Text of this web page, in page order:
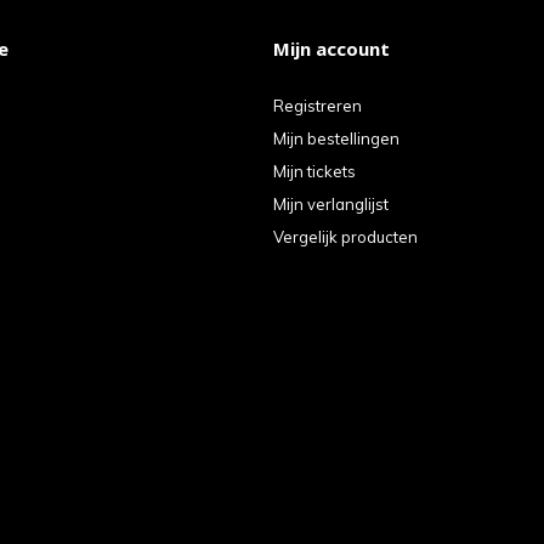
Mijn account
Registreren
Mijn bestellingen
Mijn tickets
Mijn verlanglijst
Vergelijk producten